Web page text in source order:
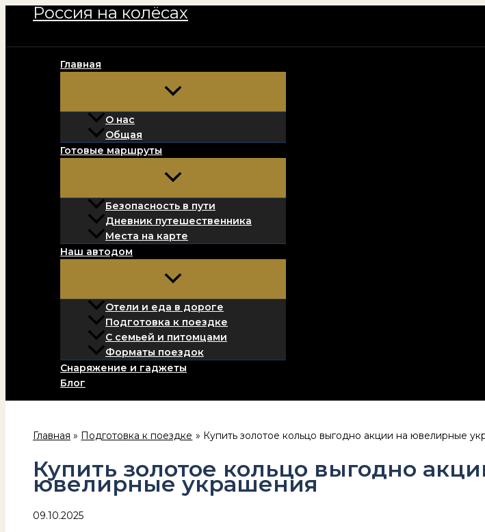
ПерейтиРоссия на колёсах
Главная
О нас
Общая
Готовые маршруты
Безопасность в пути
Дневник путешественника
Места на карте
Наш автодом
Отели и еда в дороге
Подготовка к поездке
С семьей и питомцами
Форматы поездок
Снаряжение и гаджеты
Блог
Главная Подготовка к поездке Купить золотое кольцо выгодно акции на ювелирные
Купить золотое кольцо выгодно
ювелирные украшения
09.10.2025